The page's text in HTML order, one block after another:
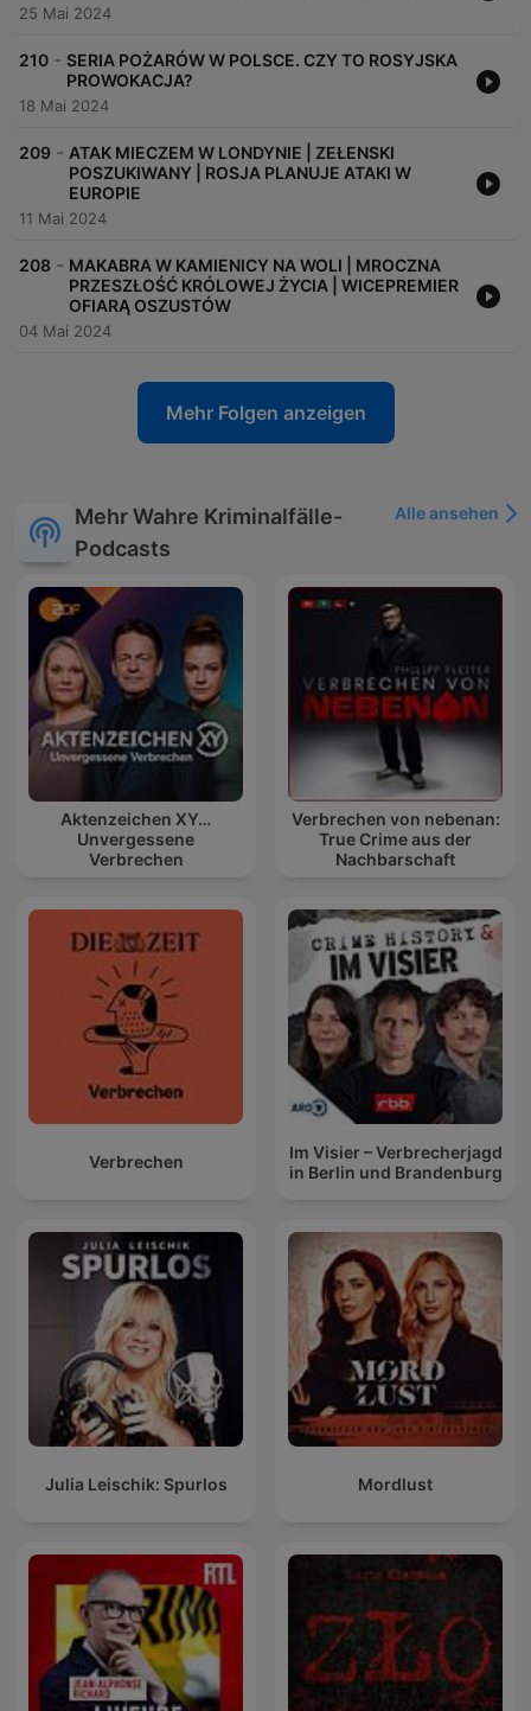
25 Mai 2024
210 - SERIA POŻARÓW W POLSCE. CZY TO ROSYJSKA
PROWOKACJA?
18 Mai 2024
209 - ATAK MIECZEM W LONDYNIE | ZEŁENSKI
POSZUKIWANY | ROSJA PLANUJE ATAKI W
EUROPIE
11 Mai 2024
208 - MAKABRA W KAMIENICY NA WOLI | MROCZNA
PRZESZŁOŚĆ KRÓLOWEJ ŻYCIA | WICEPREMIER
OFIARĄ OSZUSTÓW
04 Mai 2024
Mehr Folgen anzeigen
Mehr Wahre Kriminalfälle-
Podcasts
Alle ansehen
Aktenzeichen XY…
Unvergessene
Verbrechen
Verbrechen von nebenan:
True Crime aus der
Nachbarschaft
Verbrechen
Im Visier – Verbrecherjagd
in Berlin und Brandenburg
Julia Leischik: Spurlos Mordlust